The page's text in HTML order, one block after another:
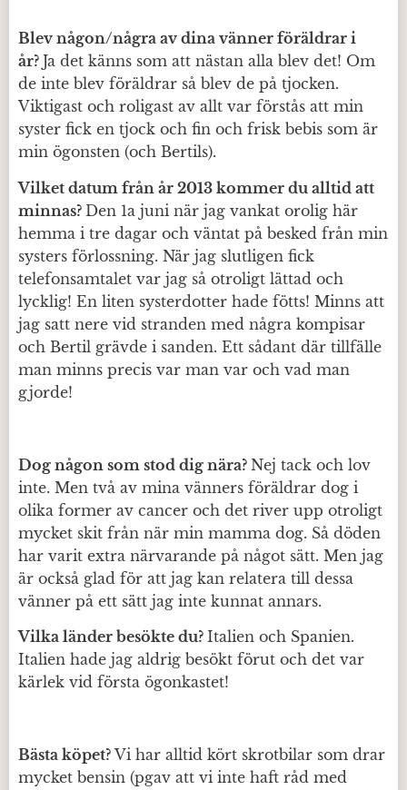
Blev någon/några av dina vänner föräldrar i
år? Ja det känns som att nästan alla blev det! Om
de inte blev föräldrar så blev de på tjocken.
Viktigast och roligast av allt var förstås att min
syster fick en tjock och fin och frisk bebis som är
min ögonsten (och Bertils).
Vilket datum från år 2013 kommer du alltid att
minnas? Den 1a juni när jag vankat orolig här
hemma i tre dagar och väntat på besked från min
systers förlossning. När jag slutligen fick
telefonsamtalet var jag så otroligt lättad och
lycklig! En liten systerdotter hade fötts! Minns att
jag satt nere vid stranden med några kompisar
och Bertil grävde i sanden. Ett sådant där tillfälle
man minns precis var man var och vad man
gjorde!
Dog någon som stod dig nära? Nej tack och lov
inte. Men två av mina vänners föräldrar dog i
olika former av cancer och det river upp otroligt
mycket skit från när min mamma dog. Så döden
har varit extra närvarande på något sätt. Men jag
är också glad för att jag kan relatera till dessa
vänner på ett sätt jag inte kunnat annars.
Vilka länder besökte du? Italien och Spanien.
Italien hade jag aldrig besökt förut och det var
kärlek vid första ögonkastet!
Bästa köpet?Vi har alltid kört skrotbilar som drar
mycket bensin (pgav att vi inte haft råd med